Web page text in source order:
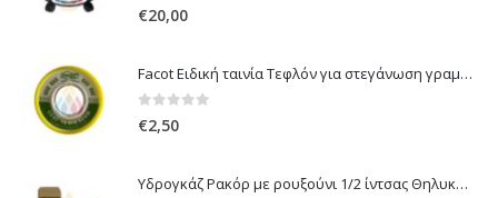
0out of 5
€20,00
Facot Ειδική ταινία Τεφλόν για στεγάνωση γραμμών αερίου 12m
€2,50
Υδρογκάζ Ρακόρ με ρουξούνι 1/2 ίντσας Θηλυκό Δεξιόστροφο για σύνδεση συσκευών με λάστιχο υγραερίου 8mm